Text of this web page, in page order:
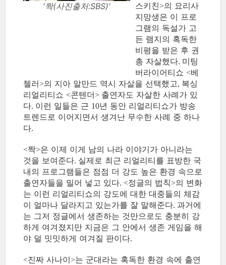
'짝(사진출처:SBS)'
스키친>의 요리사
지망생은 이 프로
그램의 독설가 고
든 램지의 혹독한
비평을 받은 후 권
총 자살했다. 미팅
버라이어티쇼 <베
첼러>의 지아 알만드 역시 자살을 선택했고, 복싱
리얼리티쇼 <콘텐더> 출연자도 자살한 사례가 있
다. 이런 일들은 근 10년 동안 리얼리티쇼가 방송
트렌드로 이어지면서 생겨난 무수한 사례 중 하나
다.
<짝>은 이제 이게 남의 나라 이야기가 아니라는
것을 보여준다. 실제로 최근 리얼리티를 표방한 국
내의 프로그램들은 점점 더 강도 높은 환경 속으로
출연자들을 밀어 넣고 있다. <정글의 법칙>의 변화
는 이런 리얼리티쇼의 강도에 대한 대중들의 체감
이 얼마나 달라지고 있는가를 잘 말해준다. 과거에
는 그저 정글에서 생존하는 것만으로도 충분히 강
하게 여겨졌지만 지금은 그 안에서 생존 게임을 해
야 덜 밋밋하게 여겨질 판이다.
<진짜 사나이>는 군대라는 혹독한 환경 속에 출연